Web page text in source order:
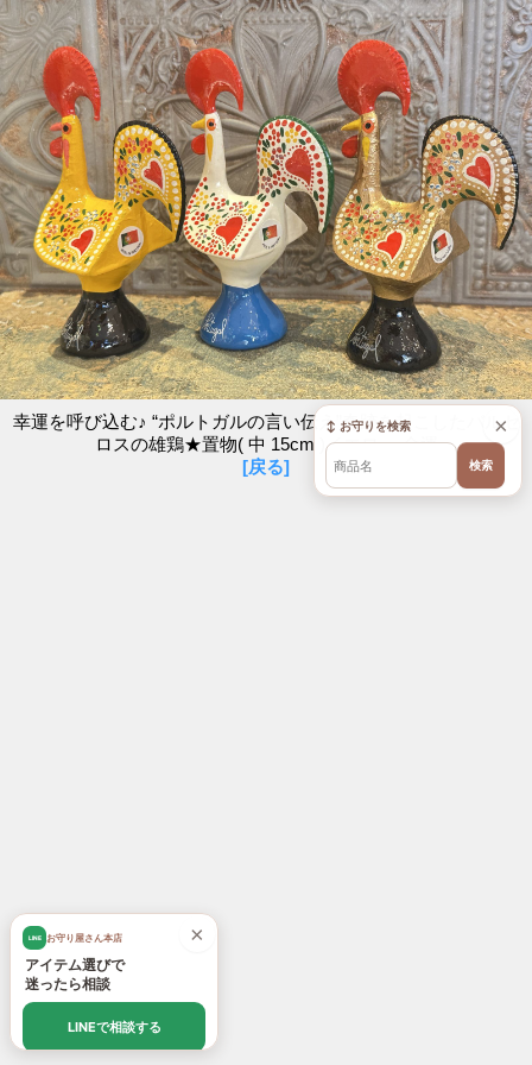
幸運を呼び込む♪ “ポルトガルの言い伝え”奇跡を起こしたバルセ
ロスの雄鶏★置物( 中 15cm )イエロー-金運
[戻る]
×
LINE お守り屋さん本店
アイテム選びで
迷ったら相談
LINEで相談する
×
↕ お守りを検索
検索